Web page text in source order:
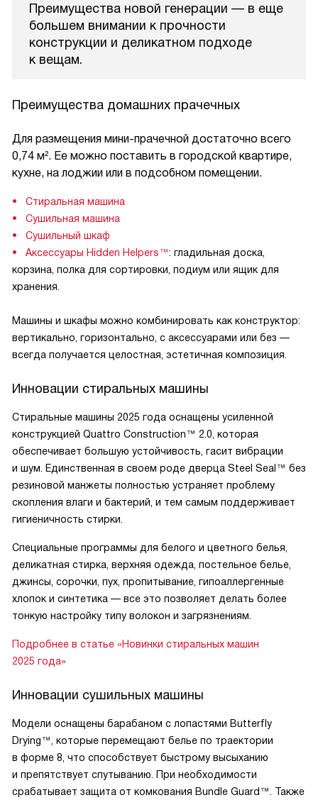
Преимущества новой генерации — в еще
большем внимании к прочности
конструкции и деликатном подходе
к вещам.
Преимущества домашних прачечных
Для размещения мини-прачечной достаточно всего
0,74 м². Ее можно поставить в городской квартире,
кухне, на лоджии или в подсобном помещении.
Стиральная машина
Сушильная машина
Сушильный шкаф
Аксессуары Hidden Helpers™: гладильная доска,
корзина, полка для сортировки, подиум или ящик для
хранения.
Машины и шкафы можно комбинировать как конструктор:
вертикально, горизонтально, с аксессуарами или без —
всегда получается целостная, эстетичная композиция.
Инновации стиральных машины
Стиральные машины 2025 года оснащены усиленной
конструкцией Quattro Construction™ 2.0, которая
обеспечивает большую устойчивость, гасит вибрации
и шум. Единственная в своем роде дверца Steel Seal™ без
резиновой манжеты полностью устраняет проблему
скопления влаги и бактерий, и тем самым поддерживает
гигиеничность стирки.
Специальные программы для белого и цветного белья,
деликатная стирка, верхняя одежда, постельное белье,
джинсы, сорочки, пух, пропитывание, гипоаллергенные
хлопок и синтетика — все это позволяет делать более
тонкую настройку типу волокон и загрязнениям.
Подробнее в статье «Новинки стиральных машин
2025 года»
Инновации сушильных машины
Модели оснащены барабаном с лопастями Butterfly
Drying™, которые перемещают белье по траектории
в форме 8, что способствует быстрому высыханию
и препятствует спутыванию. При необходимости
срабатывает защита от комкования Bundle Guard™. Также